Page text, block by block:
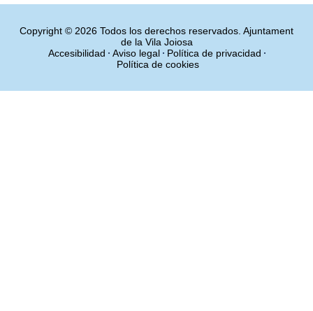
Copyright © 2026 Todos los derechos reservados. Ajuntament
de la Vila Joiosa
Accesibilidad
Aviso legal
Política de privacidad
Política de cookies